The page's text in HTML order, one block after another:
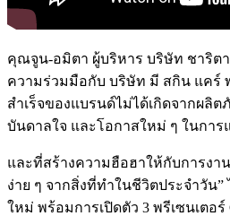
คุณจูน-อมิตา ผู้บริหาร บริษัท ชาริตา
ความร่วมมือกับ บริษัท มี สกิน แคร์
สำเร็จของแบรนด์ไม่ได้เกิดจากผลิ
บันดาลใจ และโอกาสใหม่ ๆ ในกา
และที่สร้างความฮือฮาให้กับการงา
ง่าย ๆ จากสิ่งที่ทำในชีวิตประจำวัน
ใหม่ พร้อมการเปิดตัว 3 พรีเซนเตอร์